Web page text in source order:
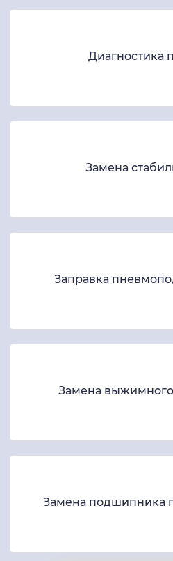
Диагностика
Замена
Заправка
Замена
Замена подшипника